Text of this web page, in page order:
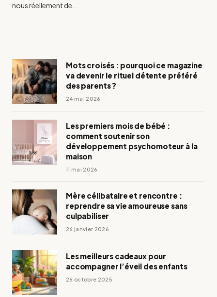
nous réellement de…
Mots croisés : pourquoi ce magazine
va devenir le rituel détente préféré
des parents ?
24 mai 2026
Les premiers mois de bébé :
comment soutenir son
développement psychomoteur à la
maison
11 mai 2026
Mère célibataire et rencontre :
reprendre sa vie amoureuse sans
culpabiliser
26 janvier 2026
Les meilleurs cadeaux pour
accompagner l’éveil des enfants
26 octobre 2025